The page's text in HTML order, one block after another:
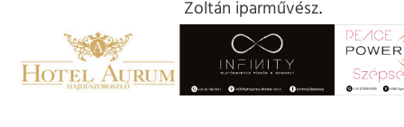
Zoltán iparművész.